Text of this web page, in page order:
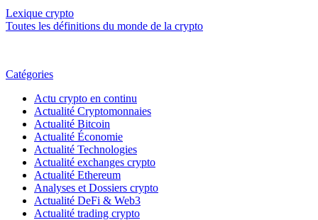
Lexique crypto
Toutes les définitions du monde de la crypto
Catégories
Actu crypto en continu
Actualité Cryptomonnaies
Actualité Bitcoin
Actualité Économie
Actualité Technologies
Actualité exchanges crypto
Actualité Ethereum
Analyses et Dossiers crypto
Actualité DeFi & Web3
Actualité trading crypto